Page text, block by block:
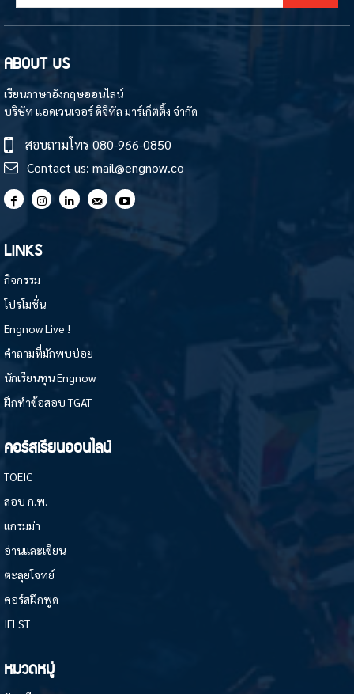
ABOUT US
เรียนภาษาอังกฤษออนไลน์
บริษัท แอดเวนเจอร์ ดิจิทัล มาร์เก็ตติ้ง จำกัด
สอบถามโทร 080-966-0850
Contact us: mail@engnow.co
LINKS
กิจกรรม
โปรโมชั่น
Engnow Live !
คำถามที่มักพบบ่อย
นักเรียนทุน Engnow
ฝึกทำข้อสอบ TGAT
คอร์สเรียนออนไลน์
TOEIC
สอบ ก.พ.
แกรมม่า
อ่านและเขียน
ตะลุยโจทย์
คอร์สฝึกพูด
IELST
หมวดหมู่